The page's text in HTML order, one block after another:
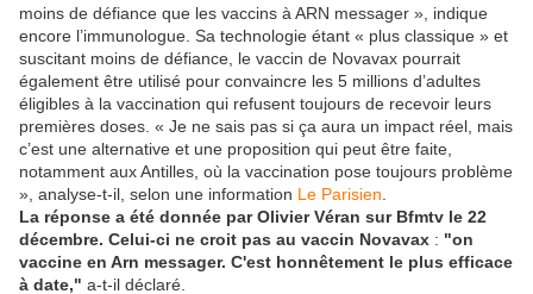
moins de défiance que les vaccins à ARN messager », indique
encore l’immunologue. Sa technologie étant « plus classique » et
suscitant moins de défiance, le vaccin de Novavax pourrait
également être utilisé pour convaincre les 5 millions d’adultes
éligibles à la vaccination qui refusent toujours de recevoir leurs
premières doses. « Je ne sais pas si ça aura un impact réel, mais
c’est une alternative et une proposition qui peut être faite,
notamment aux Antilles, où la vaccination pose toujours problème
», analyse-t-il, selon une information Le Parisien
La réponse a été donnée par Olivier Véran sur Bfmtv le 22
décembre. Celui-ci ne croit pas au vaccin Novavax : "on
vaccine en Arn messager. C'est honnêtement le plus efficace
à date," a-t-il déclaré.